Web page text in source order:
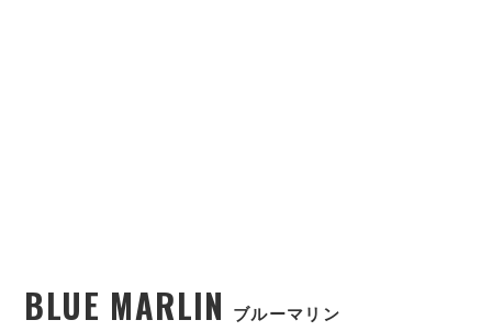
BLUE MARLIN ブルーマリン